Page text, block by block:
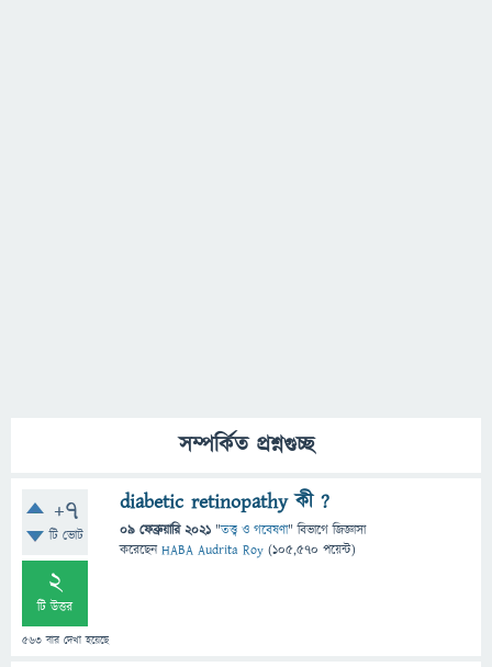
সম্পর্কিত প্রশ্নগুচ্ছ
+7
টি ভোট
2
টি উত্তর
563 বার দেখা হয়েছে
diabetic retinopathy কী ?
09 ফেব্রুয়ারি 2021 "তত্ত্ব ও গবেষণা" বিভাগে জিজ্ঞাসা
করেছেনHABA Audrita Roy (105,570 পয়েন্ট)